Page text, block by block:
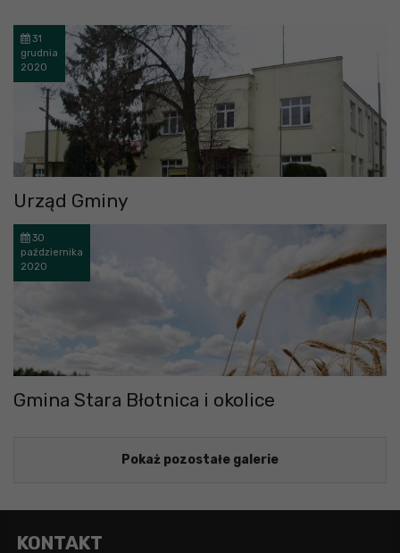
31
grudnia
2020
Urząd Gminy
30
października
2020
Gmina Stara Błotnica i okolice
Pokaż pozostałe galerie
KONTAKT